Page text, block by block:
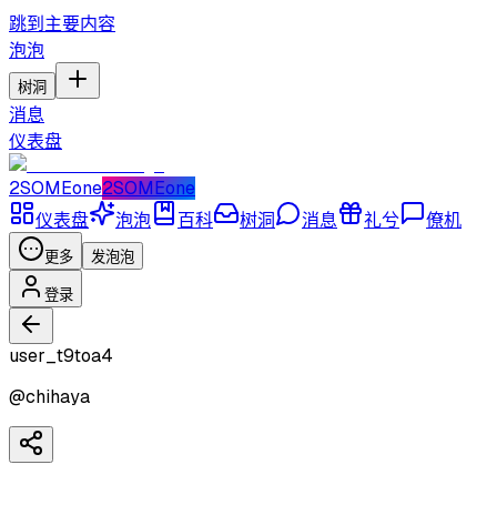
跳到主要内容
泡泡
树洞
消息
仪表盘
2SOMEone2SOMEone
仪表盘
泡泡 百科 树洞 消息 礼兮 僚机
更多 发泡泡
登录
user_t9toa4
@chihaya